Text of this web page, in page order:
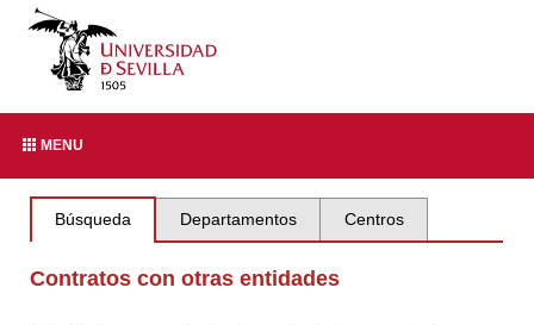
MENU
Búsqueda Departamentos Centros
Contratos con otras entidades